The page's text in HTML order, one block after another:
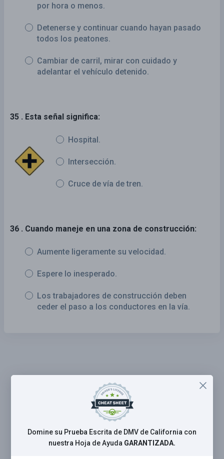
por hora o menos.
Detenerse y continuar cuando hayan pasado
todos los peatones.
Cambiar de carril, mirar con cuidado y
adelantar el vehículo detenido.
35 . Esta señal significa:
Hospital.
Intersección.
Cruce de vía de tren.
36 . Cuando maneje en una zona de construcción:
Aumente ligeramente su velocidad.
Espere lo inesperado.
Los trabajadores de construcción deben
ceder el paso a los conductores en la vía.
Domine su Prueba Escrita de DMV de California con
nuestra Hoja de Ayuda GARANTIZADA.